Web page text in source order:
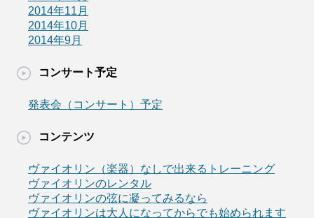
2014年11月
2014年10月
2014年9月
コンサート予定
発表会（コンサート）予定
コンテンツ
ヴァイオリン（楽器）なしで出来るトレーニング
ヴァイオリンのレンタル
ヴァイオリンの弦に凝ってみるなら
ヴァイオリンは大人になってからでも始められます